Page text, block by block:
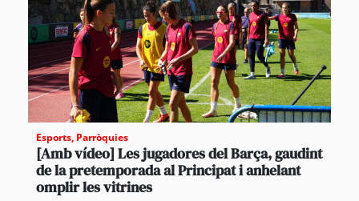
Esports, Parròquies
[Amb vídeo] Les jugadores del Barça, gaudint
de la pretemporada al Principat i anhelant
omplir les vitrines